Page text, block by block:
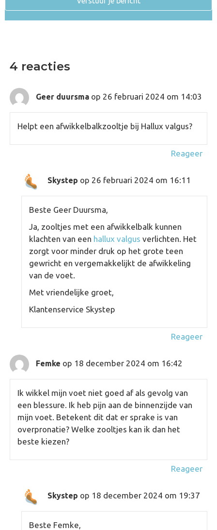
4 reacties
Geer duursma op 26 februari 2024 om 14:03
Helpt een afwikkelbalkzooltje bij Hallux valgus?
Reageer
Skystep op 26 februari 2024 om 16:11
Beste Geer Duursma,
Ja, zooltjes met een afwikkelbalk kunnen
klachten van een hallux valgus verlichten. Het
zorgt voor minder druk op het grote teen
gewricht en vergemakkelijkt de afwikkeling
van de voet.
Met vriendelijke groet,
Klantenservice Skystep
Reageer
Femke op 18 december 2024 om 16:42
Ik wikkel mijn voet niet goed af als gevolg van
een blessure. Ik heb pijn aan de binnenzijde van
mijn voet. Betekent dit dat er sprake is van
overpronatie? Welke zooltjes kan ik dan het
beste kiezen?
Reageer
Skystep op 18 december 2024 om 19:37
Beste Femke,